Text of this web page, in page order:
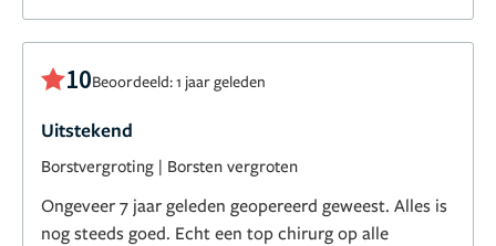
10Beoordeeld: 1 jaar geleden
Uitstekend
Borstvergroting | Borsten vergroten
Ongeveer 7 jaar geleden geopereerd geweest. Alles is
nog steeds goed. Echt een top chirurg op alle